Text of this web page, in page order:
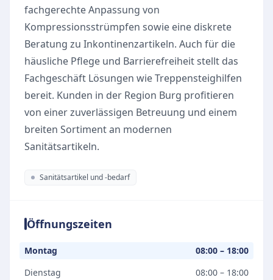
fachgerechte Anpassung von
Kompressionsstrümpfen sowie eine diskrete
Beratung zu Inkontinenzartikeln. Auch für die
häusliche Pflege und Barrierefreiheit stellt das
Fachgeschäft Lösungen wie Treppensteighilfen
bereit. Kunden in der Region Burg profitieren
von einer zuverlässigen Betreuung und einem
breiten Sortiment an modernen
Sanitätsartikeln.
Sanitätsartikel und -bedarf
Öffnungszeiten
Montag
08:00 – 18:00
Dienstag
08:00 – 18:00